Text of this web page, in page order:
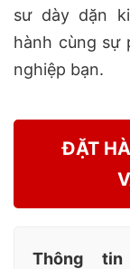
sư dày dặn
hành cùng sự
nghiệp bạn.
ĐẶT
Thông